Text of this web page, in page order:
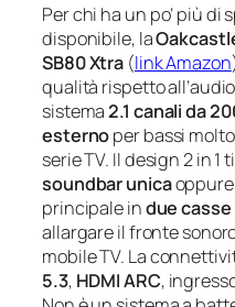
Per chi ha un po’ più di
disponibile, la
SB80 Xtra (link Amazon
qualità rispetto
sistema2.1 canali da
esternoper bassi
serie TV. Il design 2 in
soundbar unicaoppure
principale indue
allargare il fronte
mobile TV. La
5.3, HDMI ARC,